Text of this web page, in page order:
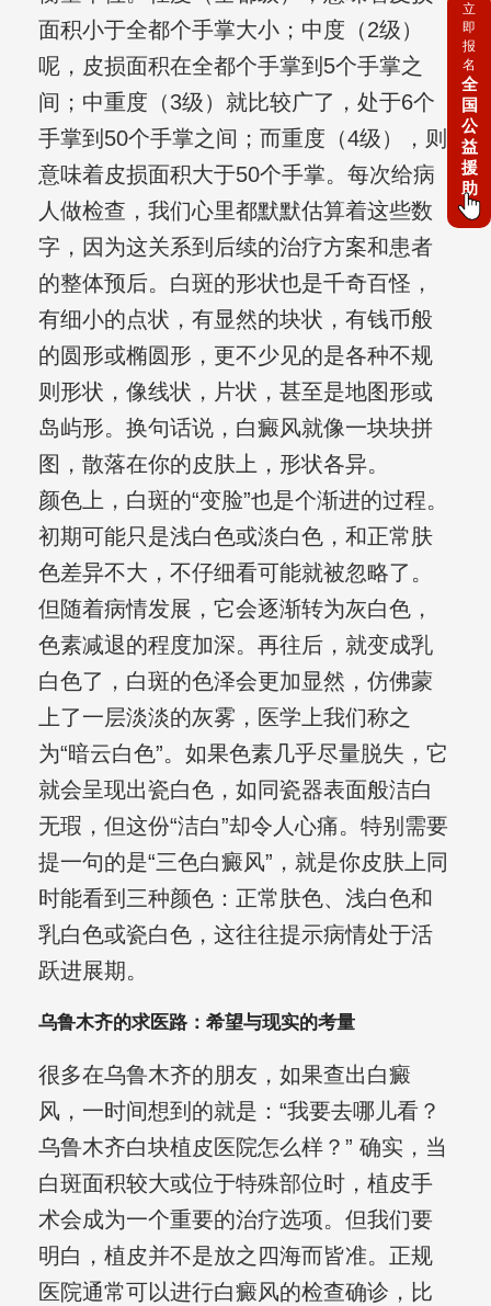
面积小于全都个手掌大小；中度（2级）
呢，皮损面积在全都个手掌到5个手掌之
间；中重度（3级）就比较广了，处于6个
手掌到50个手掌之间；而重度（4级），则
意味着皮损面积大于50个手掌。每次给病
人做检查，我们心里都默默估算着这些数
字，因为这关系到后续的治疗方案和患者
的整体预后。白斑的形状也是千奇百怪，
有细小的点状，有显然的块状，有钱币般
的圆形或椭圆形，更不少见的是各种不规
则形状，像线状，片状，甚至是地图形或
岛屿形。换句话说，白癜风就像一块块拼
图，散落在你的皮肤上，形状各异。
颜色上，白斑的“变脸”也是个渐进的过程。
初期可能只是浅白色或淡白色，和正常肤
色差异不大，不仔细看可能就被忽略了。
但随着病情发展，它会逐渐转为灰白色，
色素减退的程度加深。再往后，就变成乳
白色了，白斑的色泽会更加显然，仿佛蒙
上了一层淡淡的灰雾，医学上我们称之
为“暗云白色”。如果色素几乎尽量脱失，它
就会呈现出瓷白色，如同瓷器表面般洁白
无瑕，但这份“洁白”却令人心痛。特别需要
提一句的是“三色白癜风”，就是你皮肤上同
时能看到三种颜色：正常肤色、浅白色和
乳白色或瓷白色，这往往提示病情处于活
跃进展期。
乌鲁木齐的求医路：希望与现实的考量
很多在乌鲁木齐的朋友，如果查出白癜
风，一时间想到的就是：“我要去哪儿看？
乌鲁木齐白块植皮医院怎么样？” 确实，当
白斑面积较大或位于特殊部位时，植皮手
术会成为一个重要的治疗选项。但我们要
明白，植皮并不是放之四海而皆准。正规
医院通常可以进行白癜风的检查确诊，比
立
即
报
名
全
国
公
益
援
助